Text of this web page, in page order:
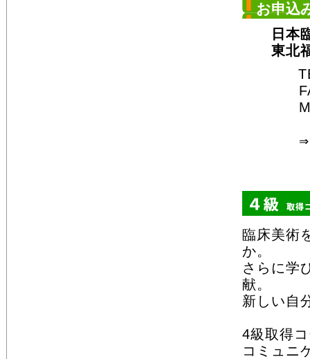
お申込
日本臨
東北福
⇒
臨床美術
か。
さらに学
献。
新しい自
4級取得
コミュニ